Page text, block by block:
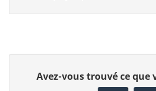
Avez-vous trouvé ce que